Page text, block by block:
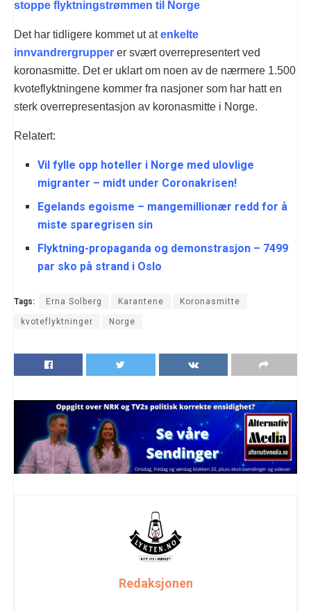
stoppe flyktningstrømmen til Norge
Det har tidligere kommet ut atenkelte
innvandrergrupper er svært overrepresentert ved
koronasmitte. Det er uklart om noen av de nærmere 1.500
kvoteflyktningene kommer fra nasjoner som har hatt en
sterk overrepresentasjon av koronasmitte i Norge.
Relatert:
Vil fylle opp hoteller i Norge med ulovlige
migranter – midt under Coronakrisen!
Egelands egoisme – mangemillionær redd for å
miste sparegrisen sin
Flyktning-propaganda og demonstrasjon – 7499
par sko på strand i Oslo
Tags: Erna Solberg Karantene Koronasmitte
kvoteflyktninger Norge
Redaksjonen